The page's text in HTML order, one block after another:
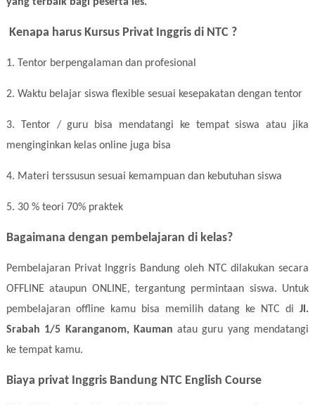
Kenapa harus Kursus Privat Inggris di NTC ?
1. Tentor berpengalaman dan profesional
2. Waktu belajar siswa flexible sesuai kesepakatan dengan tentor
3. Tentor / guru bisa mendatangi ke tempat siswa atau jika
menginginkan kelas online juga bisa
4. Materi terssusun sesuai kemampuan dan kebutuhan siswa
5. 30 % teori 70% praktek
Bagaimana dengan pembelajaran di kelas?
Pembelajaran Privat Inggris Bandung oleh NTC dilakukan secara
OFFLINE ataupun ONLINE, tergantung permintaan siswa. Untuk
pembelajaran offline kamu bisa memilih datang ke NTC di Jl.
Srabah 1/5 Karanganom, Kaumanatau guru yang mendatangi
ke tempat kamu.
Biaya privat Inggris Bandung NTC English Course